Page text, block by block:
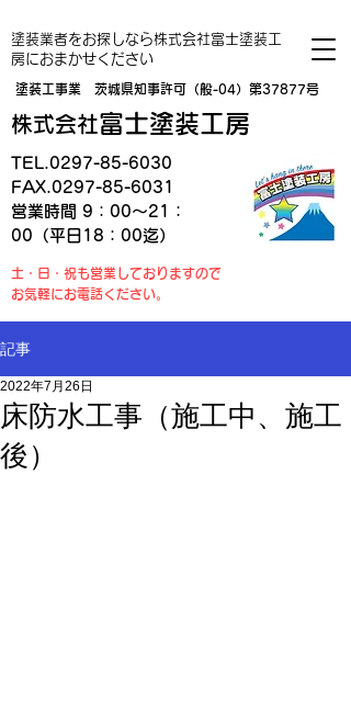
塗装業者をお探しなら株式会社富士塗装工
房におまかせください
塗装工事業 茨城県知事許可（般-04）第37877号
株式会社富士塗装工房
TEL.0297-85-6030
FAX.0297-85-6031
営業時間 9：00～21：
00（平日18：00迄）
土・日・祝も営業しておりますので
お気軽にお電話ください。
記事
床防水工事（施工中、施工
後）
2022年7月26日